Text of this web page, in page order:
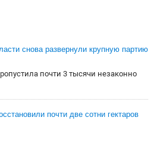
снова развернули крупную партию
почти 3 тысячи незаконно
почти две сотни гектаров